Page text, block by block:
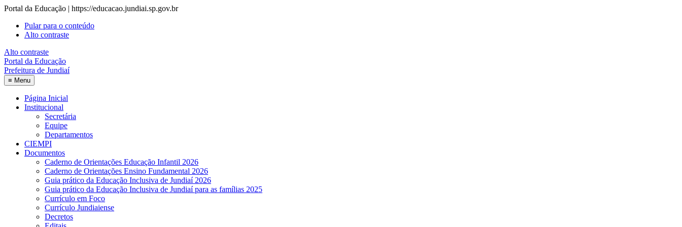
Portal da Educação | https://educacao.jundiai.sp.gov.br
Pular para o conteúdo
Alto contraste
Alto contraste
Portal da Educação
Prefeitura de Jundiaí
≡ Menu
Página Inicial
Institucional
Secretária
Equipe
Departamentos
CIEMPI
Documentos
Caderno de Orientações Educação Infantil 2026
Caderno de Orientações Ensino Fundamental 2026
Guia prático da Educação Inclusiva de Jundiaí 2026
Guia prático da Educação Inclusiva de Jundiaí para as famílias 2025
Currículo em Foco
Currículo Jundiaiense
Decretos